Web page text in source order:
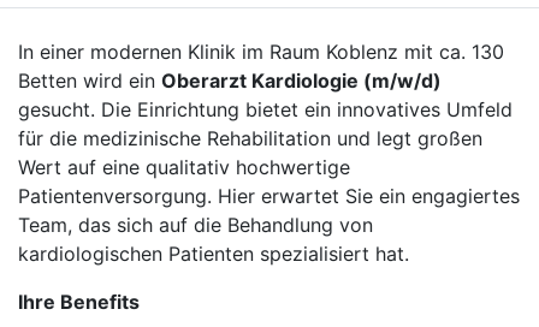
In einer modernen Klinik im Raum Koblenz mit ca. 130
Betten wird ein Oberarzt Kardiologie (m/w/d)
gesucht. Die Einrichtung bietet ein innovatives Umfeld
für die medizinische Rehabilitation und legt großen
Wert auf eine qualitativ hochwertige
Patientenversorgung. Hier erwartet Sie ein engagiertes
Team, das sich auf die Behandlung von
kardiologischen Patienten spezialisiert hat.
Ihre Benefits